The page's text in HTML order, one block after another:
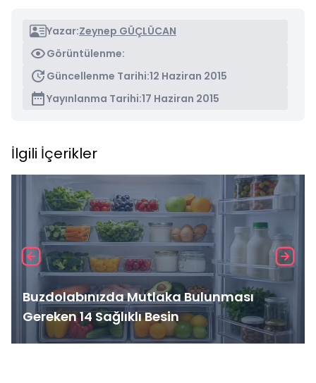
Yazar:Zeynep GÜÇLÜCAN
Görüntülenme:
Güncellenme Tarihi:12 Haziran 2015
Yayınlanma Tarihi:17 Haziran 2015
İlgili İçerikler
Buzdolabınızda Mutlaka Bulunması
Gereken 14 Sağlıklı Besin